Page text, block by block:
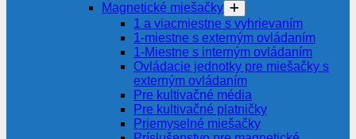
Magnetické miešačky
1 a viacmiestne s vyhrievaním
1-miestne s externým ovládaním
1-Miestne s interným ovládaním
Ovládacie jednotky pre miešačky s
externým ovládaním
Pre kultivačné média
Pre kultivačné platničky
Priemyselné miešačky